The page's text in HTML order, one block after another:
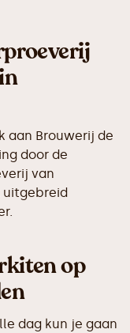
aan Brouwerij de
door de
van
op
dag kun je gaan